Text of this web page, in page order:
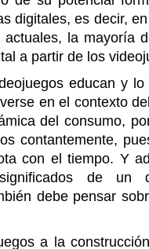
digitales, es decir,
la mayoría
a partir de los
educan y
en el contexto
del consumo,
contantemente,
con el tiempo. Y
de un
debe pensar
a la